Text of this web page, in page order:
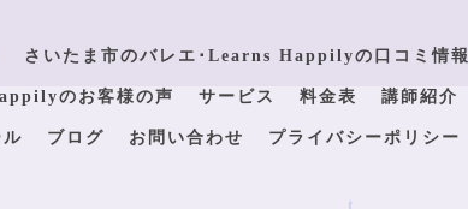
さいたま市のバレエ･Learns Happilyの口コミ情報
のお客様の声 サービス 料金表 講師紹介
ブログ お問い合わせ プライバシーポリシー